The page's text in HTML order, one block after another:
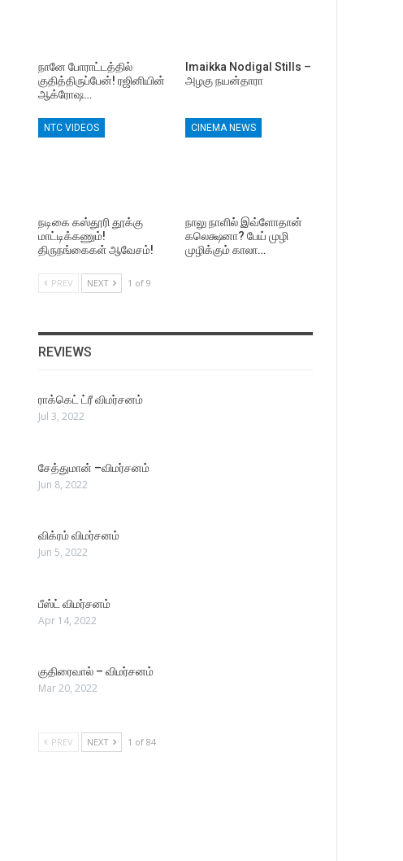
நானே போராட்டத்தில்
குதித்திருப்பேன்! ரஜினியின்
ஆக்ரோஷ…
Imaikka Nodigal Stills –
அழகு நயன்தாரா
NTC VIDEOS
நடிகை கஸ்தூரி தூக்கு
மாட்டிக்கணும்!
திருநங்கைகள் ஆவேசம்!
CINEMA NEWS
நாலு நாளில் இவ்ளோதான்
கலெக்ஷனா? பேய் முழி
முழிக்கும் காலா…
PREV NEXT 1 of 9
REVIEWS
ராக்கெட் ட்ரீ விமர்சனம்
Jul 3, 2022
சேத்துமான் –விமர்சனம்
Jun 8, 2022
விக்ரம் விமர்சனம்
Jun 5, 2022
பீஸ்ட் விமர்சனம்
Apr 14, 2022
குதிரைவால் – விமர்சனம்
Mar 20, 2022
PREV NEXT 1 of 84